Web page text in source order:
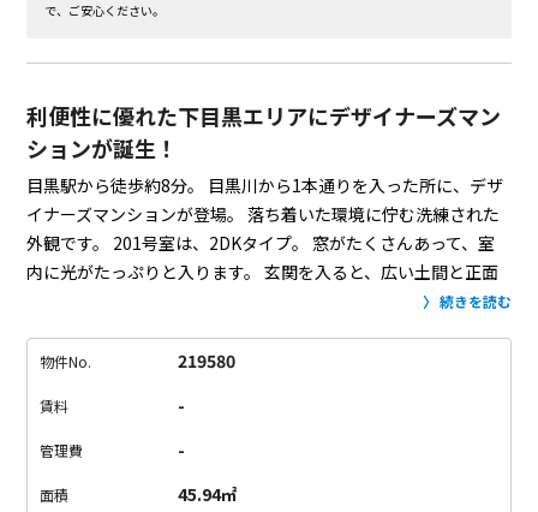
で、ご安心ください。
利便性に優れた下目黒エリアにデザイナーズマン
ションが誕生！
目黒駅から徒歩約8分。
目黒川から1本通りを入った所に、デザ
イナーズマンションが登場。 落ち着いた環境に佇む洗練された
外観です。
201号室は、2DKタイプ。
窓がたくさんあって、室
内に光がたっぷりと入ります。
玄関を入ると、広い土間と正面
右手に約4.3帖の洋室があります。玄関か
洋室が広がります。
間仕切りの壁で空間が細かく仕切られてい
面白い間取りです。
複数路線の利用が可能で、利便性がとって
も優れた立地。
インテリアストリートと呼ばれる目黒通りがす
う。
続きを読む
物件No. 219580
賃料 -
管理費 -
面積 45.94㎡